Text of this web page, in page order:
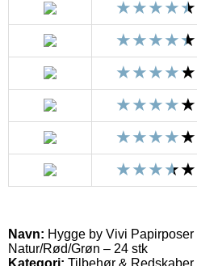
Navn: Hygge by Vivi Papirposer
Natur/Rød/Grøn – 24 stk
Kategori: Tilbehør &